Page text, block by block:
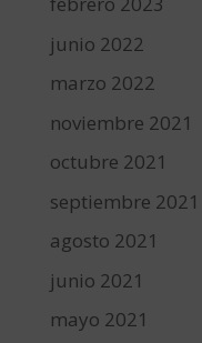
junio 2022
marzo 2022
noviembre 2021
octubre 2021
septiembre 2021
agosto 2021
junio 2021
mayo 2021